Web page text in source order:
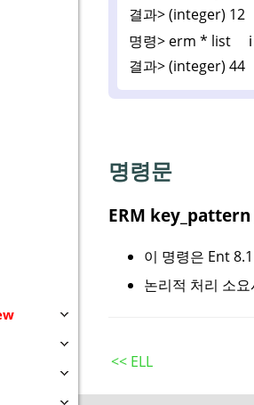
결과>(integer) 12
명령> erm * list ℹ️
결과>(integer) 44
명령문
ERM
이 명령은 Ent
논리적 처리 소
<< ELL